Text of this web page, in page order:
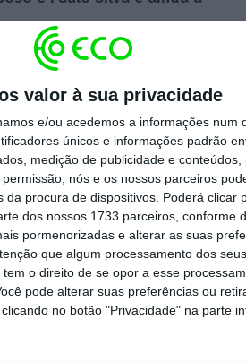
valor à sua privacidade
e/ou acedemos a informações num
únicos e informações padrão
medição de publicidade e
nós e os nossos parceiros
procura de dispositivos. Poderá clicar
dos nossos 1733 parceiros, conforme
pormenorizadas e alterar as suas
que algum processamento dos
o direito de se opor a esse
pode alterar suas preferências ou
no botão "Privacidade" na parte
esquema, entre 2015 e
de consultadoria
euros, que depois terão, em
a prova analisada na
a esta distância,
têm” chegar a uma